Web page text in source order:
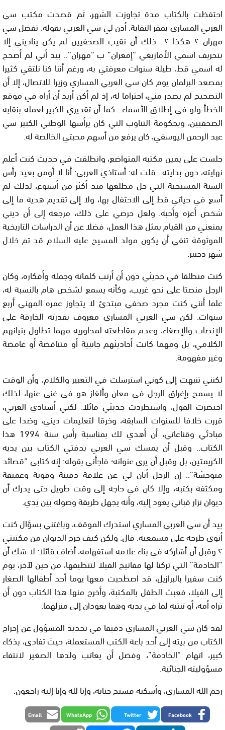
احتفظت بالكتاب مدة تجاوزت الشهر، ثم قصدت مكتب سي
العربي المساري بمقر النقابة. أذن لي سي العربي بقوله: تفضل سي
مهران ؟ هكذا ؟.. ذلك أن نقيب الصحفيين لم يكن يناديني إلا
بتحريف اسمي الأمازيغي “إمغران” ب “مهران”.. بيد أني لم أصحح
له اسمي قط، طيلة سنوات معرفتي به، ورغم أننا كنا نلتقي كثيرا
بمصعد البرلمان يوم كان سي العربي المساري وزيرا للاتصال، إلا أن
التصحيح لم يصدر مني، احتراما له، إذ لم أكن أريد أن أراه في موقع
الخطأ ولو في إطلاق الأسماء.. كما أن تقديري الكبير لعمله بنقابة
الصحفيين، وبحكومة التناوب التي كان يرأسها الوطني الكبير سي
عبد الرحمن اليوسفي، كان يرفع من أسهم محبتي الخالصة له.
جلست على يمين مكتبه المتواضع، وانطلقت في حديث كنت أعلم
نهايته، دون بدايته.. قلت له: أستاذي العربي: أنا لا أومن بعيد رأس
السنة المسيحية التي حل مطلعها منذ أكثر من أسبوع، لذلك لم
أسع في حياتي قط إلى الاحتفال بها، ولا إلى تقديم هدية ما إلى
شخص أعزه وأحبه. ولعل حرصي على ذلك، مرجعه إلى أن ديني
يمنعني من القيام بمثل هذا العمل، فضلا عن أن الدراسات التاريخية
الموثوقة تنفي أن يكون مولد المسيح عليه السلام قد تم خلال
شهر دجنبر.
كنت منطلقا في حديثي دون أن أرتب كلماته وجمله وأفكاره، وكان
الرجل منصتا على نحو غريب، وكأنه يسمع لشخص هام بالنسبة له،
علما أنني كنت مجرد صحفي مبتدئ لا يتجاوز عمره المهني أربع
سنوات. لكن سي العربي المساري معروف بقدرته الخارقة على
الإنصات والإصغاء، وعدم مقاطعته لمحاوريه مهما تطاول بنيانهم
الكلامي، بل ومهما كانت أحاديثهم جانبية أو متناقضة أو غامضة
وغير مفهومة.
لكنني تنبهت إلى كوني استرسلت في التعبير والكلام، وأن الوقت
لا يسمح بإغراق الرجل في معان وألغاز هو في غنى عنها، لذلك
اختصرت القول، واستطردت حديثي قائلا: لكني أستاذي العربي،
قررت خلافا للسنوات السابقة، وخرقا لتعليمات ديني، وضدا على
مبادئي وقناعاتي، أن أهدي لك بمناسبة رأس سنة 1994 هذا
الكتاب.. وقبل أن يمسك سي العربي بدفتي الكتاب بين يديه
الكريمتين، بل وقبل أن يرى عنوانه؛ فاجأني بقوله: إنه كتابي “قصائد
متوحشة”.. إن الرجل أبان لي عن علاقة دفينة وقوية وعميقة
ومكثفة بكتبه، وإلا كان في حاجة إلى وقت طويل حتى يدرك أن
ديوان نزار قباني يعود إليه، وأنه يجهل طريقة وصوله بين يدي.
بيد أن سي العربي المساري استدرك الموقف، وباغتني بسؤال كنت
أنوي طرحه على مسمعيه. قال: ولكن كيف خرج الديوان من مكتبتي
؟ وقبل أن أشاركه في بناء علامة استفهامه، أضاف قائلا: لا شك أن
“الخادمة” التي تركنا لها مفاتيح الفيلا لتنظيفها، من حين لآخر، يوم
كنت سفيرا بالبرازيل، قد اصطحبت معها يوما أحد أطفالها الصغار
إلى الفيلا، فعبث الطفل بالمكتبة، وأخرج منها هذا الكتاب دون أن
تراه أمه، أو تنتبه لما في يديه وهما يعودان إلى منزلهما.
لقد كان سي العربي المساري دقيقا في تحديد المسؤول عن إخراج
الكتاب من بيته إلى أحد باعة الكتب المستعملة، حيث تفادى، بذكاء
كبير، اتهام “الخادمة”، وفضل أن يعاتب ولدها الصغير لانتفاء
مسؤوليته الجنائية.
رحم الله المساري، وأسكنه فسيح جنانه، وإنا لله وإنا إليه راجعون.
Facebook
Twitter
WhatsApp
Email